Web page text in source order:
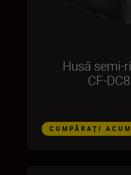
Husă semi-
CF-DC8
CUMPĂRAŢI ACUM